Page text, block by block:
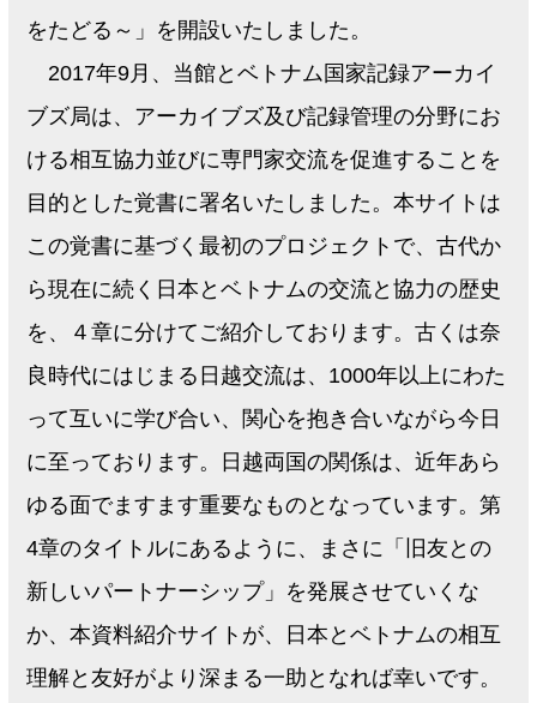
をたどる～」を開設いたしました。
2017年9月、当館とベトナム国家記録アーカイ
ブズ局は、アーカイブズ及び記録管理の分野にお
ける相互協力並びに専門家交流を促進することを
目的とした覚書に署名いたしました。本サイトは
この覚書に基づく最初のプロジェクトで、古代か
ら現在に続く日本とベトナムの交流と協力の歴史
を、４章に分けてご紹介しております。古くは奈
良時代にはじまる日越交流は、1000年以上にわた
って互いに学び合い、関心を抱き合いながら今日
に至っております。日越両国の関係は、近年あら
ゆる面でますます重要なものとなっています。第
4章のタイトルにあるように、まさに「旧友との
新しいパートナーシップ」を発展させていくな
か、本資料紹介サイトが、日本とベトナムの相互
理解と友好がより深まる一助となれば幸いです。